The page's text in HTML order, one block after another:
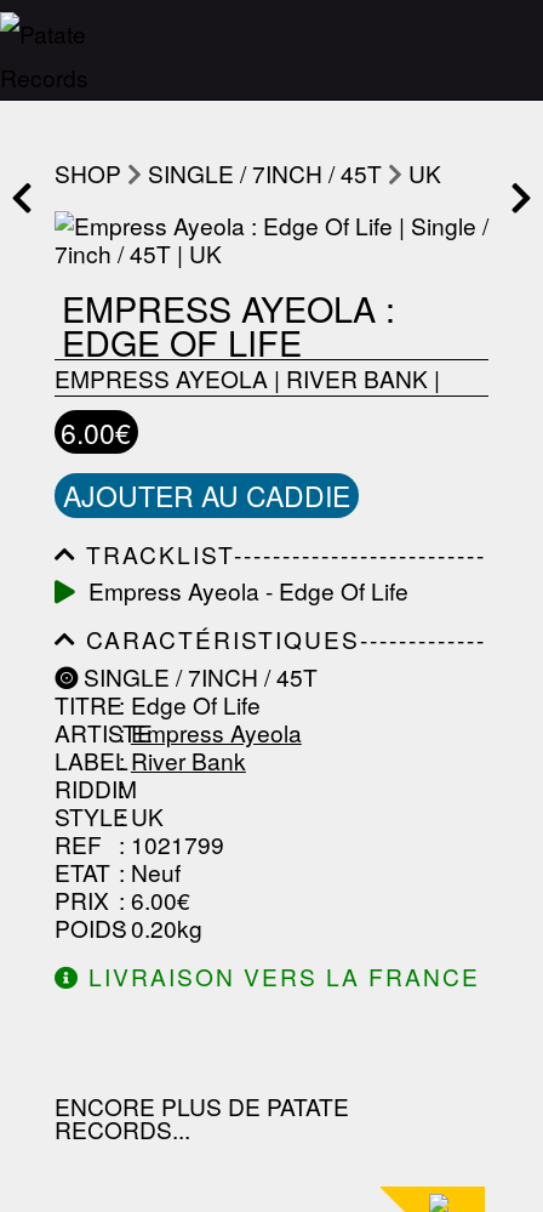
SHOP SINGLE / 7INCH / 45T UK
EMPRESS AYEOLA :
EDGE OF LIFE
EMPRESS AYEOLA | RIVER BANK|
6.00€
AJOUTER AU CADDIE
TRACKLIST--------------------------
-----------------------------------------
-----------------------------------------
-----------------------------------------
-----------------------------------------
-------------------
Empress Ayeola - Edge Of Life
CARACTÉRISTIQUES-------------
-----------------------------------------
-----------------------------------------
-----------------------------------------
-----------------------------------------
--------------------------------
SINGLE / 7INCH / 45T
TITRE: Edge Of Life
ARTISTE
:Empress Ayeola
LABEL
:River Bank
RIDDIM
:
STYLE: UK
REF : 1021799
ETAT : Neuf
PRIX : 6.00€
POIDS: 0.20kg
LIVRAISON VERS LA FRANCE
ENCORE PLUS DE PATATE
RECORDS...